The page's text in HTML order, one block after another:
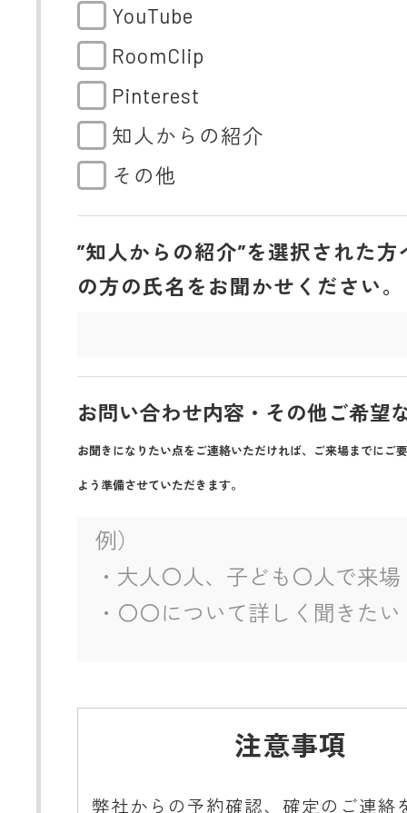
YouTube
RoomClip
Pinterest
知人からの紹介
その他
”知人からの紹介”を選択された方
の方の氏名をお聞かせください。
お問い合わせ内容・その他ご希望
お聞きになりたい点をご連絡いただければ、ご来場までにご
よう準備させていただきます。
注意事項
弊社からの予約確認、確定のご連絡